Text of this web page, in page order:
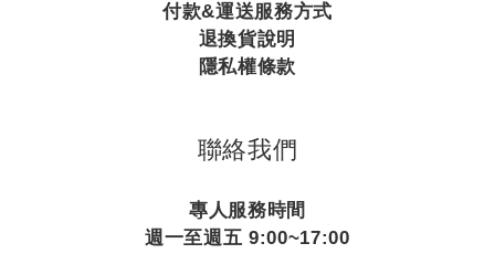
付款&運送服務方式
退換貨說明
隱私權條款
聯絡我們
專人服務時間
週一至週五 9:00~17:00